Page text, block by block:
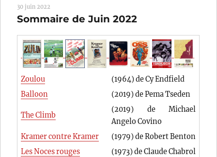
l’article
30 juin 2022
Sommaire de Juin 2022
Zoulou
(1964) de Cy Endfield
Balloon
(2019) de Pema Tseden
The Climb
(2019) de Michael
Angelo Covino
Kramer contre Kramer
(1979) de Robert Benton
Les Noces rouges
(1973) de Claude Chabrol